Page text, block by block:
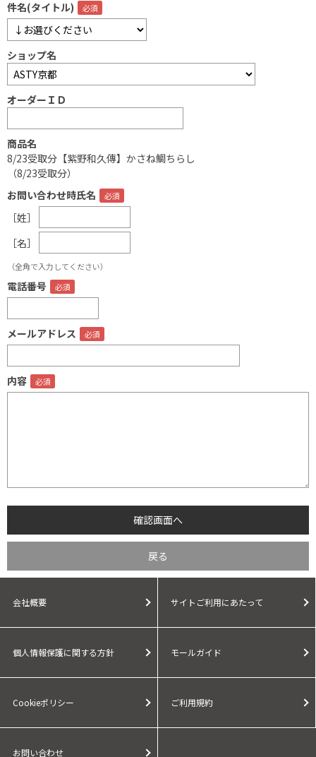
件名(タイトル)
ショップ名
オーダーＩＤ
商品名
8/23受取分【紫野和久傳】かさね鯛ちらし
（8/23受取分）
お問い合わせ時氏名
［姓］
［名］
（全角で入力してください）
電話番号
メールアドレス
内容
会社概要 サイトご利用にあたって
個人情報保護に関する方針 モールガイド
Cookieポリシー ご利用規約
お問い合わせ